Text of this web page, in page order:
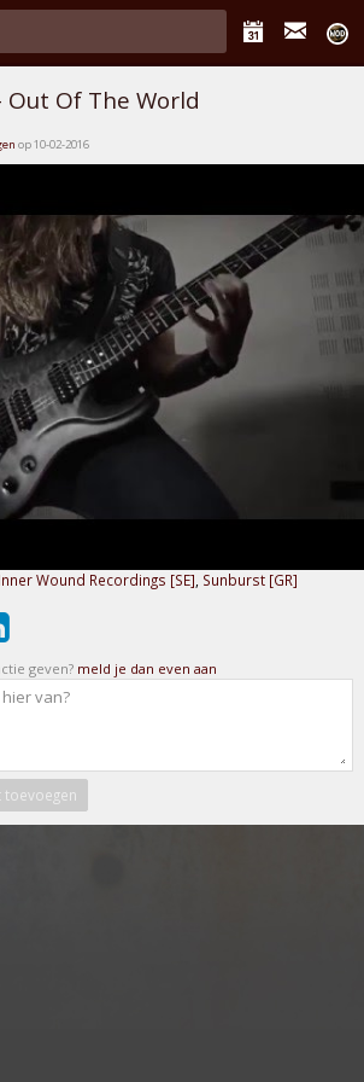
Out Of The World
op 10-02-2016
Inner Wound Recordings [SE] Sunburst [GR]
geven? meld je dan even aan
toevoegen